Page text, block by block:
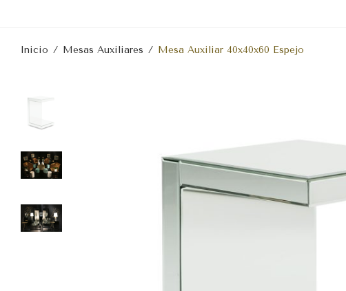
Inicio / Mesas Auxiliares / Mesa Auxiliar 40x40x60 Espejo